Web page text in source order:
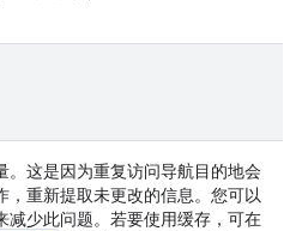
。这是因为重复访问导航目的地会
，重新提取未更改的信息。您可以
减少此问题。若要使用缓存，可在